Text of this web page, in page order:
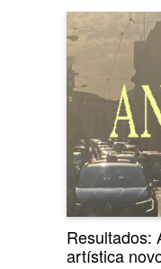
Resultados:
artística